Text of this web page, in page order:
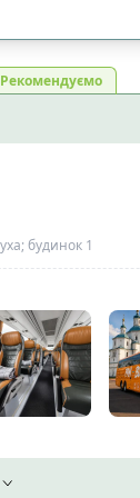
3
0
2
Рекомендуємо
будинок 1